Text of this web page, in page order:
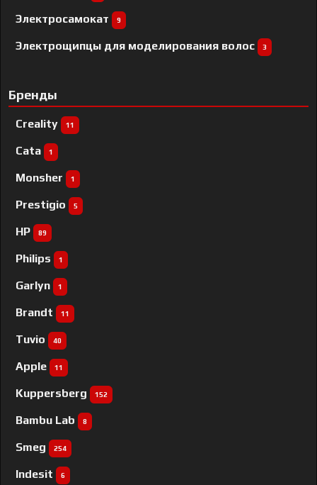
Электросамокат 9
Электрощипцы для моделирования волос 3
Бренды
Creality 11
Cata 1
Monsher 1
Prestigio 5
HP 89
Philips 1
Garlyn 1
Brandt 11
Tuvio 40
Apple 11
Kuppersberg 152
Bambu Lab 8
Smeg 254
Indesit 6